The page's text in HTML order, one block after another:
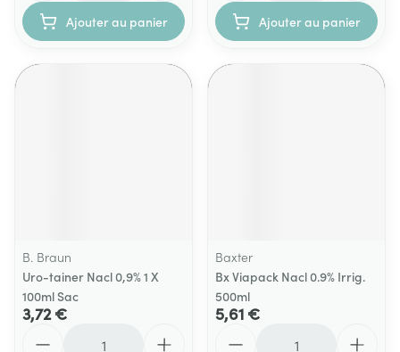
Ajouter au panier Ajouter au panier
B. Braun
Uro-tainer Nacl 0,9% 1 X
100ml Sac
3,72 €
Baxter
Bx Viapack Nacl 0.9% Irrig.
500ml
5,61 €